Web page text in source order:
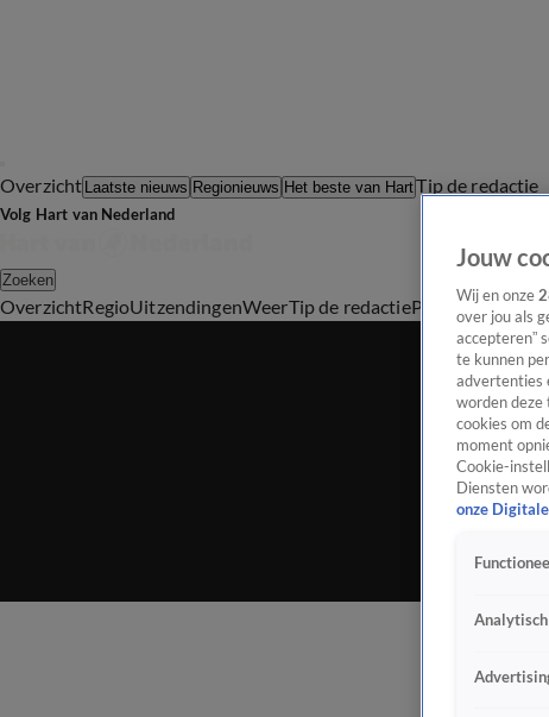
Overzicht Laatste nieuws Regionieuws Het beste van HartTip de redactie
Volg Hart van Nederland
Zoeken
OverzichtRegioUitzendingenWeerTip de redactiePanel Video's
Jouw
Wij en onze
over jou als
accepteren”
te kunnen
advertenties
worden deze
cookies om
moment
Cookie-
Diensten
onze
Analytisch